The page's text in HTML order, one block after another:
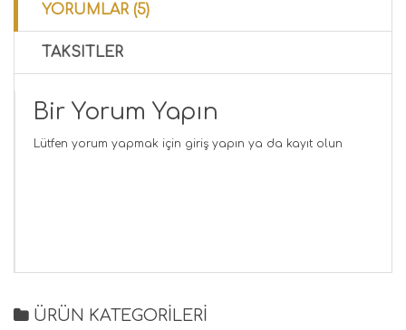
YORUMLAR (5)
TAKSITLER
Bir Yorum Yapın
Lütfen yorum yapmak için giriş yapın ya da kayıt olun
ÜRÜN KATEGORİLERİ